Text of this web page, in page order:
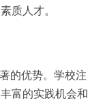
质人才。
的优势。学校注
富的实践机会和